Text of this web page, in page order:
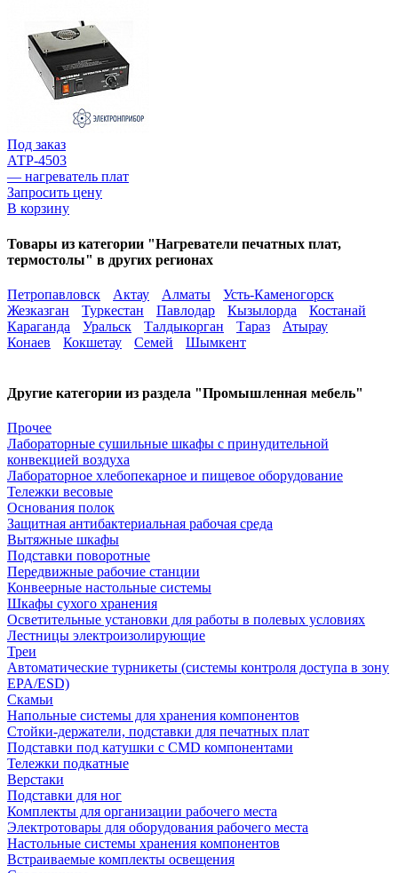
Под заказ
АТР-4503
— нагреватель плат
Запросить цену
В корзину
Товары из категории "Нагреватели печатных плат,
термостолы" в других регионах
Петропавловск Актау Алматы
Усть-Каменогорск
Жезказган
Туркестан Павлодар Кызылорда
Костанай
Караганда
Уральск Талдыкорган Тараз
Атырау
Конаев
Кокшетау Семей Шымкент
Другие категории из раздела "Промышленная мебель"
Прочее
Лабораторные сушильные шкафы с принудительной
конвекцией воздуха
Лабораторное хлебопекарное и пищевое оборудование
Тележки весовые
Основания полок
Защитная антибактериальная рабочая среда
Вытяжные шкафы
Подставки поворотные
Передвижные рабочие станции
Конвеерные настольные системы
Шкафы сухого хранения
Осветительные установки для работы в полевых условиях
Лестницы электроизолирующие
Треи
Автоматические турникеты (системы контроля доступа в зону
EPA/ESD)
Скамьи
Напольные системы для хранения компонентов
Стойки-держатели, подставки для печатных плат
Подставки под катушки с CMD компонентами
Тележки подкатные
Верстаки
Подставки для ног
Комплекты для организации рабочего места
Электротовары для оборудования рабочего места
Настольные системы хранения компонентов
Встраиваемые комплекты освещения